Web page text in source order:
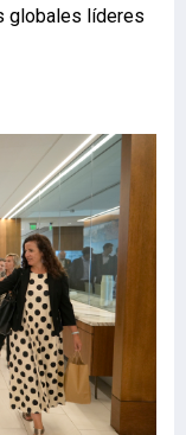
globales líderes